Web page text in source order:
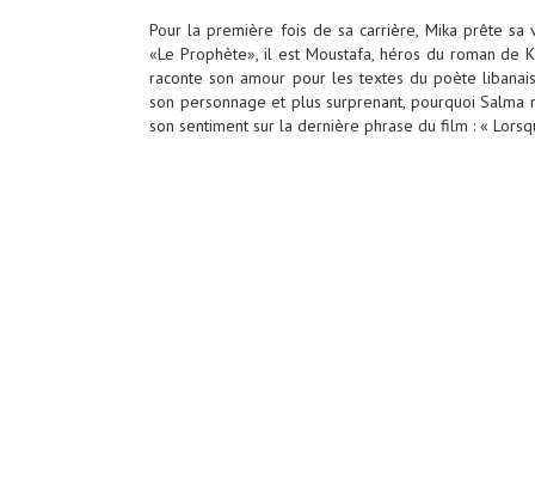
Pour la première fois de sa carrière, Mika prête sa
«Le Prophète», il est Moustafa, héros du roman de
raconte son amour pour les textes du poète
son personnage et plus surprenant, pourquoi Salma
son sentiment sur la dernière phrase du film : «